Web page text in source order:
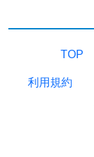
TOP
利用規約